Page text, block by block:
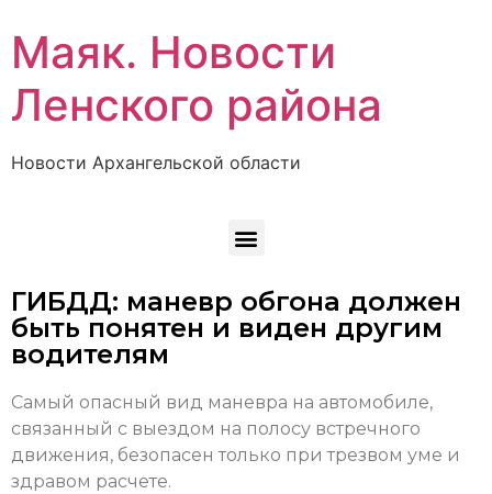
Маяк. Новости
Ленского района
Новости Архангельской области
ГИБДД: маневр обгона должен
быть понятен и виден другим
водителям
Самый опасный вид маневра на автомобиле,
связанный с выездом на полосу встречного
движения, безопасен только при трезвом уме и
здравом расчете.